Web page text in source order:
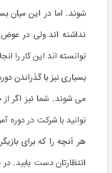
شوند. اما در این میان
نداشته اند ولی در
توانسته اند این کار را
بسیاری نیز با گذراندن
می شوند. شما نیز اگر
توانید با شرکت در دوره
هر آنچه را که برای
انتظارتان دست یابید.